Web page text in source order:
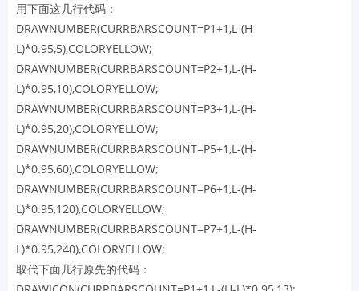
用下面这几行代码：
DRAWNUMBER(CURRBARSCOUNT=P1+1,L-(H-
L)*0.95,5),COLORYELLOW;
DRAWNUMBER(CURRBARSCOUNT=P2+1,L-(H-
L)*0.95,10),COLORYELLOW;
DRAWNUMBER(CURRBARSCOUNT=P3+1,L-(H-
L)*0.95,20),COLORYELLOW;
DRAWNUMBER(CURRBARSCOUNT=P5+1,L-(H-
L)*0.95,60),COLORYELLOW;
DRAWNUMBER(CURRBARSCOUNT=P6+1,L-(H-
L)*0.95,120),COLORYELLOW;
DRAWNUMBER(CURRBARSCOUNT=P7+1,L-(H-
L)*0.95,240),COLORYELLOW;
取代下面几行原先的代码：